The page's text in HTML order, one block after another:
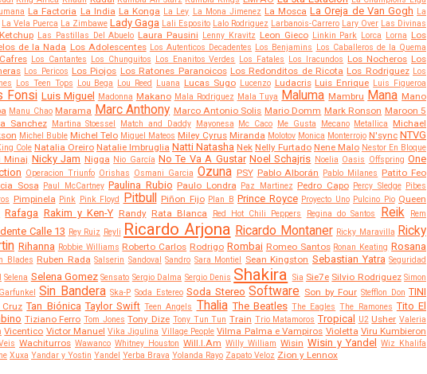
La Factoria La India La Konga La Ley La Mona Jimenez La Mosca La Oreja de Van Gogh La
La Vela Puerca La Zimbawe Lady Gaga Lali Esposito Lalo Rodriguez Larbanois-Carrero Lary Over Las Divinas
Las Pastillas Del Abuelo Laura Pausini Lenny Kravitz Leon Gieco Linkin Park Lorca Lorna Los
de la Nada Los Adolescentes Los Autenticos Decadentes Los Benjamins Los Caballeros de la Quema
Los Cantantes Los Chunguitos Los Enanitos Verdes Los Fatales Los Iracundos Los Nocheros Los
Los Pericos Los Piojos Los Ratones Paranoicos Los Redonditos de Ricota Los Rodriguez Los
Los Teen Tops Lou Bega Lou Reed Luana Lucas Sugo Lucenzo Ludacris Luis Enrique Luis Figueroa
Fonsi Luis Miguel Madonna Makano Mala Rodriguez Mala Tuya Maluma Mambru Mana Mano
Manu Chao Marama Marc Anthony Marco Antonio Solis Mario Domm Mark Ronson Maroon 5
Sanchez
Martina Stoessel Match and Daddy Mayonesa Mc Caco Me Gusta Mecano Metallica Michael
Michel Buble Michel Telo Miguel Mateos Miley Cyrus Miranda Molotov Monica Monterrojo N'sync NTVG
Cole Natalia Oreiro Natalie Imbruglia Natti Natasha Nek Nelly Furtado Nene Malo Nestor En Bloque
Minaj Nicky Jam Nigga Nio García No Te Va A Gustar Noel Schajris Noelia Oasis Offspring One
Operacion Triunfo Orishas Osmani Garcia Ozuna PSY Pablo Alborán Pablo Milanes Patito Feo
Sosa
Paul McCartney Paulina Rubio Paulo Londra Paz Martinez Pedro Capo Percy Sledge Pibes
Pimpinela Pink Pink Floyd Pitbull Piñon Fijo Plan B Prince Royce Proyecto Uno Pulcino Pio Queen
Rafaga Rakim y Ken-Y Randy Rata Blanca Red Hot Chili Peppers Regina do Santos Reik Rem
Calle 13 Rey Ruiz Reyli Ricardo Arjona Ricardo Montaner Ricky Maravilla Ricky
Rihanna Robbie Williams Roberto Carlos Rodrigo Rombai Romeo Santos Ronan Keating Rosana
Blades Ruben Rada Salserin Sandoval Sandro Sara Montiel Sean Kingston Sebastian Yatra Seguridad
Selena Selena Gomez Sensato Sergio Dalma Sergio Denis Shakira Sia Sie7e Silvio Rodriguez Simon
Sin Bandera Ska-P Soda Estereo Soda Stereo Software Son by Four Stefflon Don TINI
Tan Biónica Taylor Swift Teen Angels Thalia The Beatles The Eagles The Ramones Tito El
Tiziano Ferro Tom Jones Tony Dize Tony Tun Tun Train Trio Matamoros Tropical U2 Usher Valeria
Vicentico Victor Manuel Vika Jigulina Village People Vilma Palma e Vampiros Violetta Viru Kumbieron
Wachiturros Wawanco Whitney Houston Will.I.Am Willy William Wisin Wisin y Yandel
Wiz Khalifa
Xuxa Yandar y Yostin Yandel Yerba Brava Yolanda Rayo Zapato Veloz Zion y Lennox